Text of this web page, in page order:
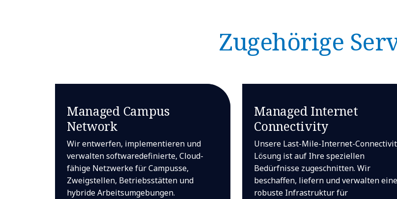
Zugehörige
Managed Campus
Network
Wir entwerfen, implementieren und
verwalten softwaredefinierte, Cloud-
fähige Netzwerke für Campusse,
Zweigstellen, Betriebsstätten und
hybride Arbeitsumgebungen.
Managed Internet
Connectivity
Unsere Last-Mile-Internet-
Lösung ist auf Ihre speziellen
Bedürfnisse zugeschnitten. Wir
beschaffen, liefern und verwalten eine
robuste Infrastruktur für